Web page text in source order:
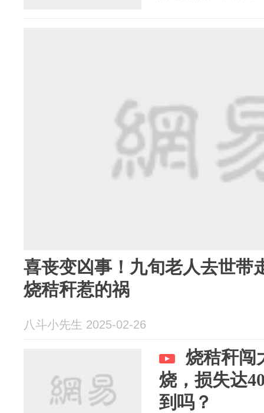
喜丧变凶事！九旬老人去世带
烧秸秆惹的祸
八斗小先生 2025-02-26
烧秸秆闯
烧，损失达
到吗？